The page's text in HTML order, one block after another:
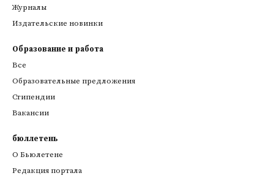
Журналы
Издательские новинки
Образование и работа
Все
Образовательные предложения
Стипендии
Вакансии
бюллетень
О Бьюлетене
Редакция портала